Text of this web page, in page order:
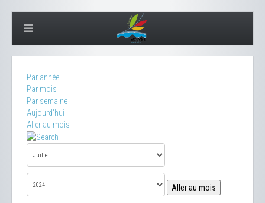
Par année
Par mois
Par semaine
Aujourd'hui
Aller au mois
Aller au mois